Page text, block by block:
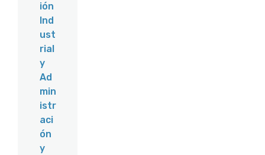
ión
Ind
ust
rial
y
Ad
min
istr
aci
ón
y